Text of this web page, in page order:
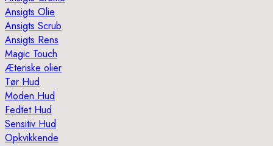
Ansigts Olie
Ansigts Scrub
Ansigts Rens
Magic Touch
Æteriske olier
Tør Hud
Moden Hud
Fedtet Hud
Sensitiv Hud
Opkvikkende